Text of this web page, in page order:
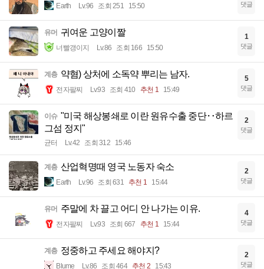
Earth Lv.96 조회 251 15:50 댓글
유머 귀여운 고양이짤
너빨갱이지 Lv.86 조회 166 15:50
1
댓글
계층 약혐) 상처에 소독약 뿌리는 남자.
전자팔찌 Lv.93 조회 410 추천 1 15:49
5
댓글
이슈 "미국 해상봉쇄로 이란 원유수출 중단‥하르
그섬 정지"
균터 Lv.42 조회 312 15:46
2
댓글
계층 산업혁명때 영국 노동자 숙소
Earth Lv.96 조회 631 추천 1 15:44
2
댓글
유머 주말에 차 끌고 어디 안 나가는 이유.
전자팔찌 Lv.93 조회 667 추천 1 15:44
4
댓글
계층 정중하고 주세요 해야지?
Blume Lv.86 조회 464 추천 2 15:43
2
댓글